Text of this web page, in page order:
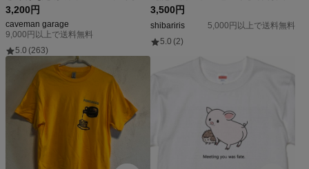
3,200円
caveman garage
9,000円以上で送料無料
5.0 (263)
3,500円
shibariris
5,000円以上で送料無料
5.0 (2)